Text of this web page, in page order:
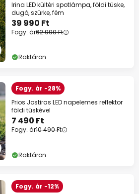
Irina LED kültéri spotlámpa, földi tüske,
dugó, szürke, fém
39 990 Ft
Fogy. ár62 990 Ft
Raktáron
Fogy. ár -28%
Prios Jostiras LED napelemes reflektor
földi tüskével
7 490 Ft
Fogy. ár10 490 Ft
Raktáron
Fogy. ár -12%